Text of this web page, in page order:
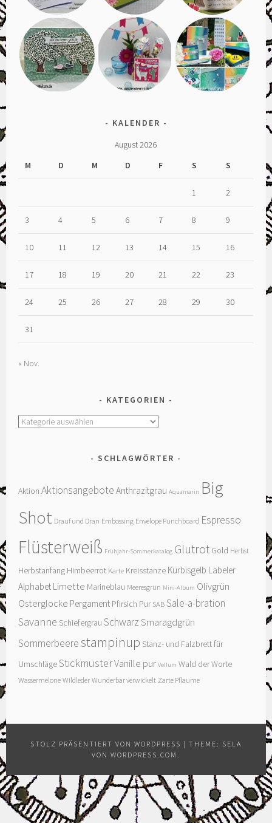
KALENDER
August 2026
M
D M D F S S
1 2
3 4 5 6 7 8 9
10 11 12 13 14 15 16
17 18 19 20 21 22 23
24 25 26 27 28 29 30
31
« Nov.
KATEGORIEN
Kategorien
SCHLAGWÖRTER
Aktion Aktionsangebote Anthrazitgrau Aquamarin Big
Shot Drauf und Dran Embossing Envelope Punchboard Espresso
Flüsterweiß Frühjahr-Sommerkatalog Glutrot Gold Herbst
Herbstanfang Himbeerrot Karte Kreisstanze Kürbisgelb Labeler
Alphabet Limette Marineblau Meeresgrün Mini-Album Olivgrün
Osterglocke Pergament Pfirsich Pur SAB Sale-a-bration
Savanne Schiefergrau Schwarz Smaragdgrün
Sommerbeerestampinup Stanz- und Falzbrett für
UmschlägeStickmusterVanille pur Vellum Wald der Worte
Wassermelone Wildleder Wunderbar verwickelt Zarte Pflaume
STOLZ PRÄSENTIERT VON WORDPRESS | THEME: SELA
VON WORDPRESS.COM .